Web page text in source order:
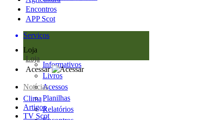
Encontros
APP Scot
Serviços
Loja
Loja
Informativos
Livros
Acessos
Planilhas
Relatórios
Acessar
Notícias
Clima
Artigos
TV Scot